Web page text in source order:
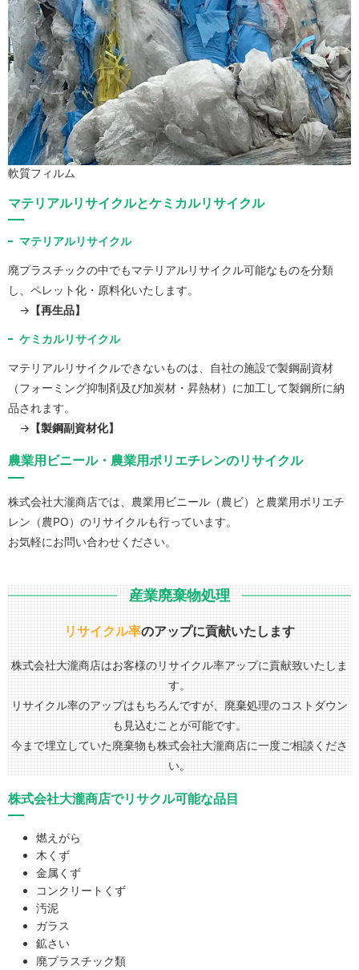
軟質フィルム
マテリアルリサイクルとケミカルリサイクル
マテリアルリサイクル
廃プラスチックの中でもマテリアルリサイクル可能なものを分類
し、ペレット化・原料化いたします。
→ 【再生品】
ケミカルリサイクル
マテリアルリサイクルできないものは、自社の施設で製鋼副資材
（フォーミング抑制剤及び加炭材・昇熱材）に加工して製鋼所に納
品されます。
→ 【製鋼副資材化】
農業用ビニール・農業用ポリエチレンのリサイクル
株式会社大瀧商店では、農業用ビニール（農ビ）と農業用ポリエチ
レン（農PO）のリサイクルも行っています。
お気軽にお問い合わせください。
産業廃棄物処理
リサイクル率のアップに貢献いたします
株式会社大瀧商店はお客様のリサイクル率アップに貢献致いたしま
す。
リサイクル率のアップはもちろんですが、廃棄処理のコストダウン
も見込むことが可能です。
今まで埋立していた廃棄物も株式会社大瀧商店に一度ご相談くださ
い。
株式会社大瀧商店でリサクル可能な品目
燃えがら
木くず
金属くず
コンクリートくず
汚泥
ガラス
鉱さい
廃プラスチック類